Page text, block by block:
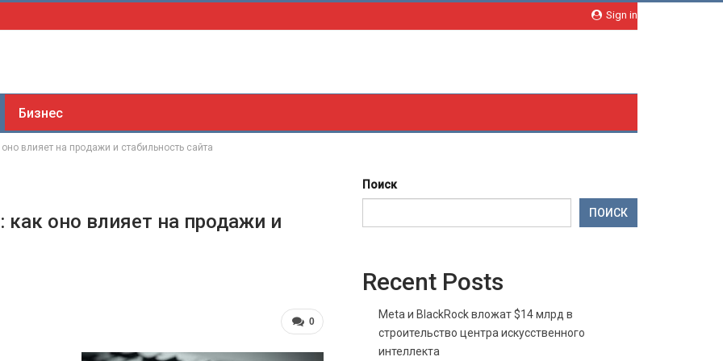
Sign in
Бизнес
влияет на продажи и стабильность сайта
оно влияет на продажи и
0
Поиск
ПОИСК
Recent Posts
Meta и BlackRock вложат $14 млрд в
строительство центра искусственного
интеллекта